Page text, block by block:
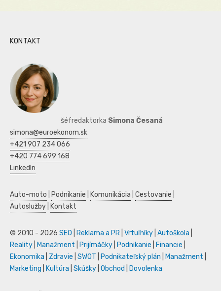
KONTAKT
šéfredaktorka Simona Česaná
simona@euroekonom.sk
+421 907 234 066
+420 774 699 168
LinkedIn
Auto-moto Podnikanie Komunikácia Cestovanie
Autoslužby
Kontakt
© 2010 - 2026 SEO Reklama a PR Vrtuľníky Autoškola
Reality
Manažment Prijímáčky Podnikanie Financie
Ekonomika
Zdravie SWOT Podnikateľský plán Manažment
Marketing
Kultúra Skúšky Obchod Dovolenka